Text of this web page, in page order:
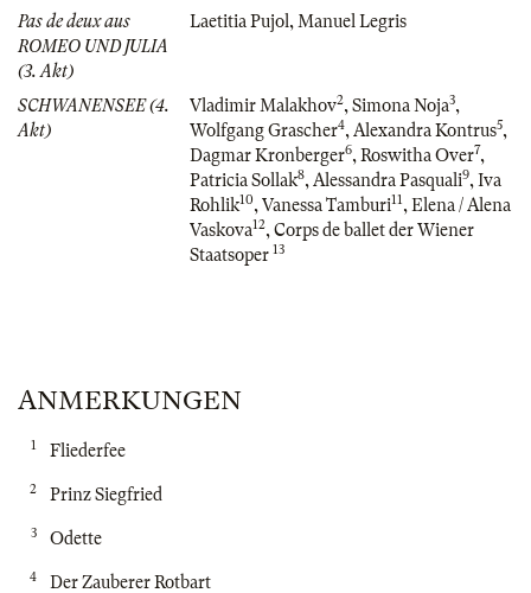
Pas de deux aus
ROMEO UND JULIA
(3. Akt)
Laetitia Pujol , Manuel Legris
SCHWANENSEE (4.
Akt)
Vladimir Malakhov2, Simona Noja3,
Wolfgang Grascher4, Alexandra Kontrus5,
Dagmar Kronberger6, Roswitha Over7,
Patricia Sollak8, Alessandra Pasquali9, Iva
Rohlik10, Vanessa Tamburi11, Elena / Alena
Vaskova12, Corps de ballet der Wiener
Staatsoper 13
ANMERKUNGEN
1 Fliederfee
2 Prinz Siegfried
3 Odette
4 Der Zauberer Rotbart